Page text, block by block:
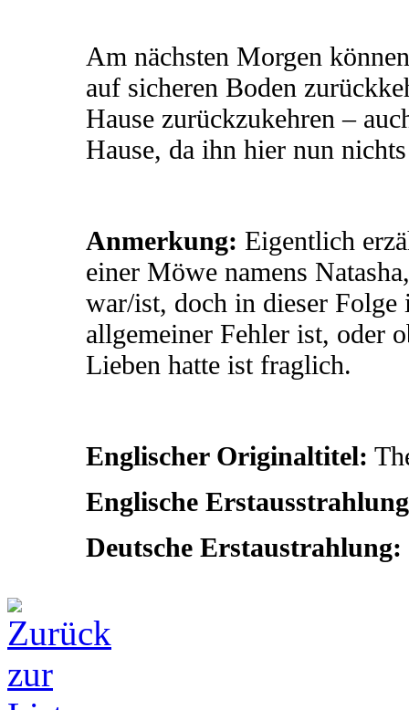
Am nächsten Morgen
auf sicheren Boden
Hause zurückzukehren –
Hause, da ihn hier nun
Anmerkung: Eigentlich
einer Möwe namens
war/ist, doch in dieser Folge
allgemeiner Fehler ist, oder
Lieben hatte ist fraglich.
Englischer Originaltitel:
Englische
Deutsche Erstaustrahlung: